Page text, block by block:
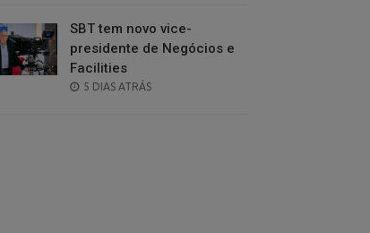
SBT tem novo vice-
presidente de Negócios e
Facilities
POSTED
5 DIAS ATRÁS